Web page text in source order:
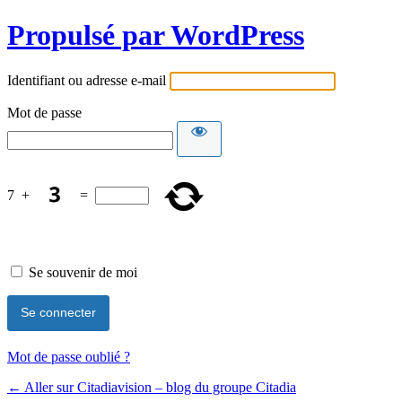
Propulsé par WordPress
Identifiant ou adresse e-mail
Mot de passe
7 + =
Se souvenir de moi
Mot de passe oublié ?
← Aller sur Citadiavision – blog du groupe Citadia